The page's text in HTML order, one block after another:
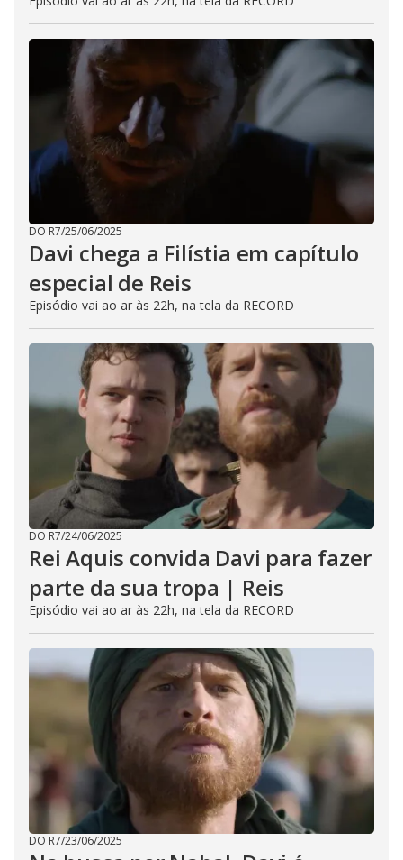
DO R7/25/06/2025
Davi chega a Filístia em capítulo
especial de Reis
Episódio vai ao ar às 22h, na tela da RECORD
DO R7/24/06/2025
Rei Aquis convida Davi para fazer
parte da sua tropa | Reis
Episódio vai ao ar às 22h, na tela da RECORD
DO R7/23/06/2025